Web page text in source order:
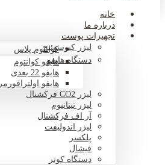
خانه
درباره ما
تجهیزات پوست
لیزر کیوسوئیچکوانتوم پلاس
دستگاه هایفوهایفو کوانتوم
هایفو 22 بعدی
هایفو اولترافورمر
لیزر CO2 فرکشنال
لیزر تیتانیوم
آر اف فرکشنال
لیزر اندولیفت
پلکسر
فیشال
دستگاه کوتر